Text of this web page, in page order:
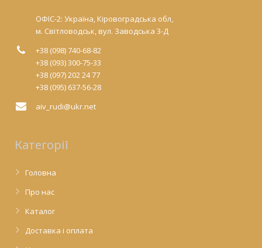
ОФІС-2: Україна, Кіровоградська обл,
м. Світловодськ, вул. Заводська 3-Д
+38 (098) 740-68-82
+38 (093) 300-75-33
+38 (097) 202 24 77
+38 (095) 637-56-28
aiv_rudi@ukr.net
Категорії
Головна
Про нас
Каталог
Доставка і оплата